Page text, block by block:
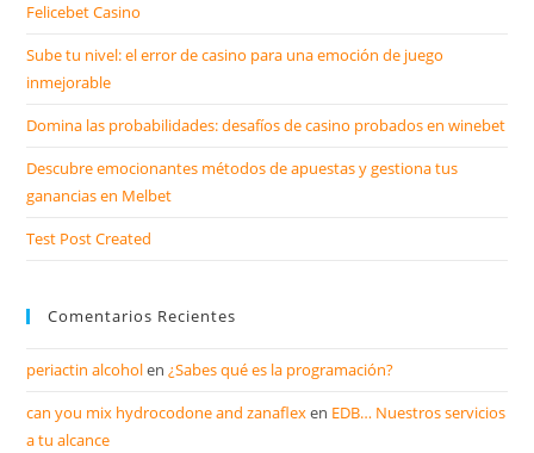
Felicebet Casino
Sube tu nivel: el error de casino para una emoción de juego
inmejorable
Domina las probabilidades: desafíos de casino probados en winebet
Descubre emocionantes métodos de apuestas y gestiona tus
ganancias en Melbet
Test Post Created
Comentarios Recientes
periactin alcoholen¿Sabes qué es la programación?
can you mix hydrocodone and zanaflexen EDB… Nuestros servicios
a tu alcance